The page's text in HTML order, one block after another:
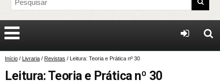
Início / Livraria / Revistas / Leitura: Teoria e Prática nº 30
Leitura: Teoria e Prática nº 30